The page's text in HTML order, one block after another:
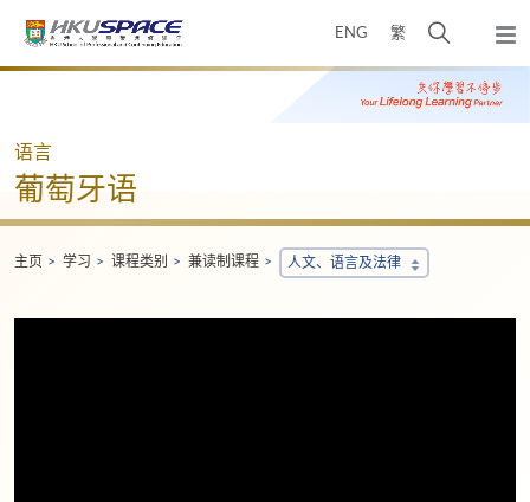
ENG 繁
开
搜
寻
弹
出
主
Main
语言
葡萄牙语
主页 学习 课程类别 兼读制课程 人文、语言及法律